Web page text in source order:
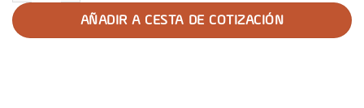
AÑADIR A CESTA DE COTIZACIÓN